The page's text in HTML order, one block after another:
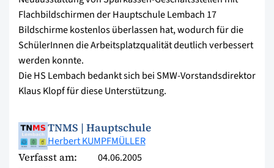
Flachbildschirmen der Hauptschule Lembach 17
Bildschirme kostenlos überlassen hat, wodurch für die
SchülerInnen die Arbeitsplatzqualität deutlich verbessert
werden konnte.
Die HS Lembach bedankt sich bei SMW-Vorstandsdirektor
Klaus Klopf für diese Unterstützung.
TNMS | Hauptschule
Herbert KUMPFMÜLLER
Verfasst am: 04.06.2005